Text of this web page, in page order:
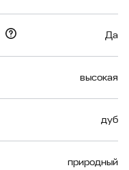
Да
высокая
дуб
природный